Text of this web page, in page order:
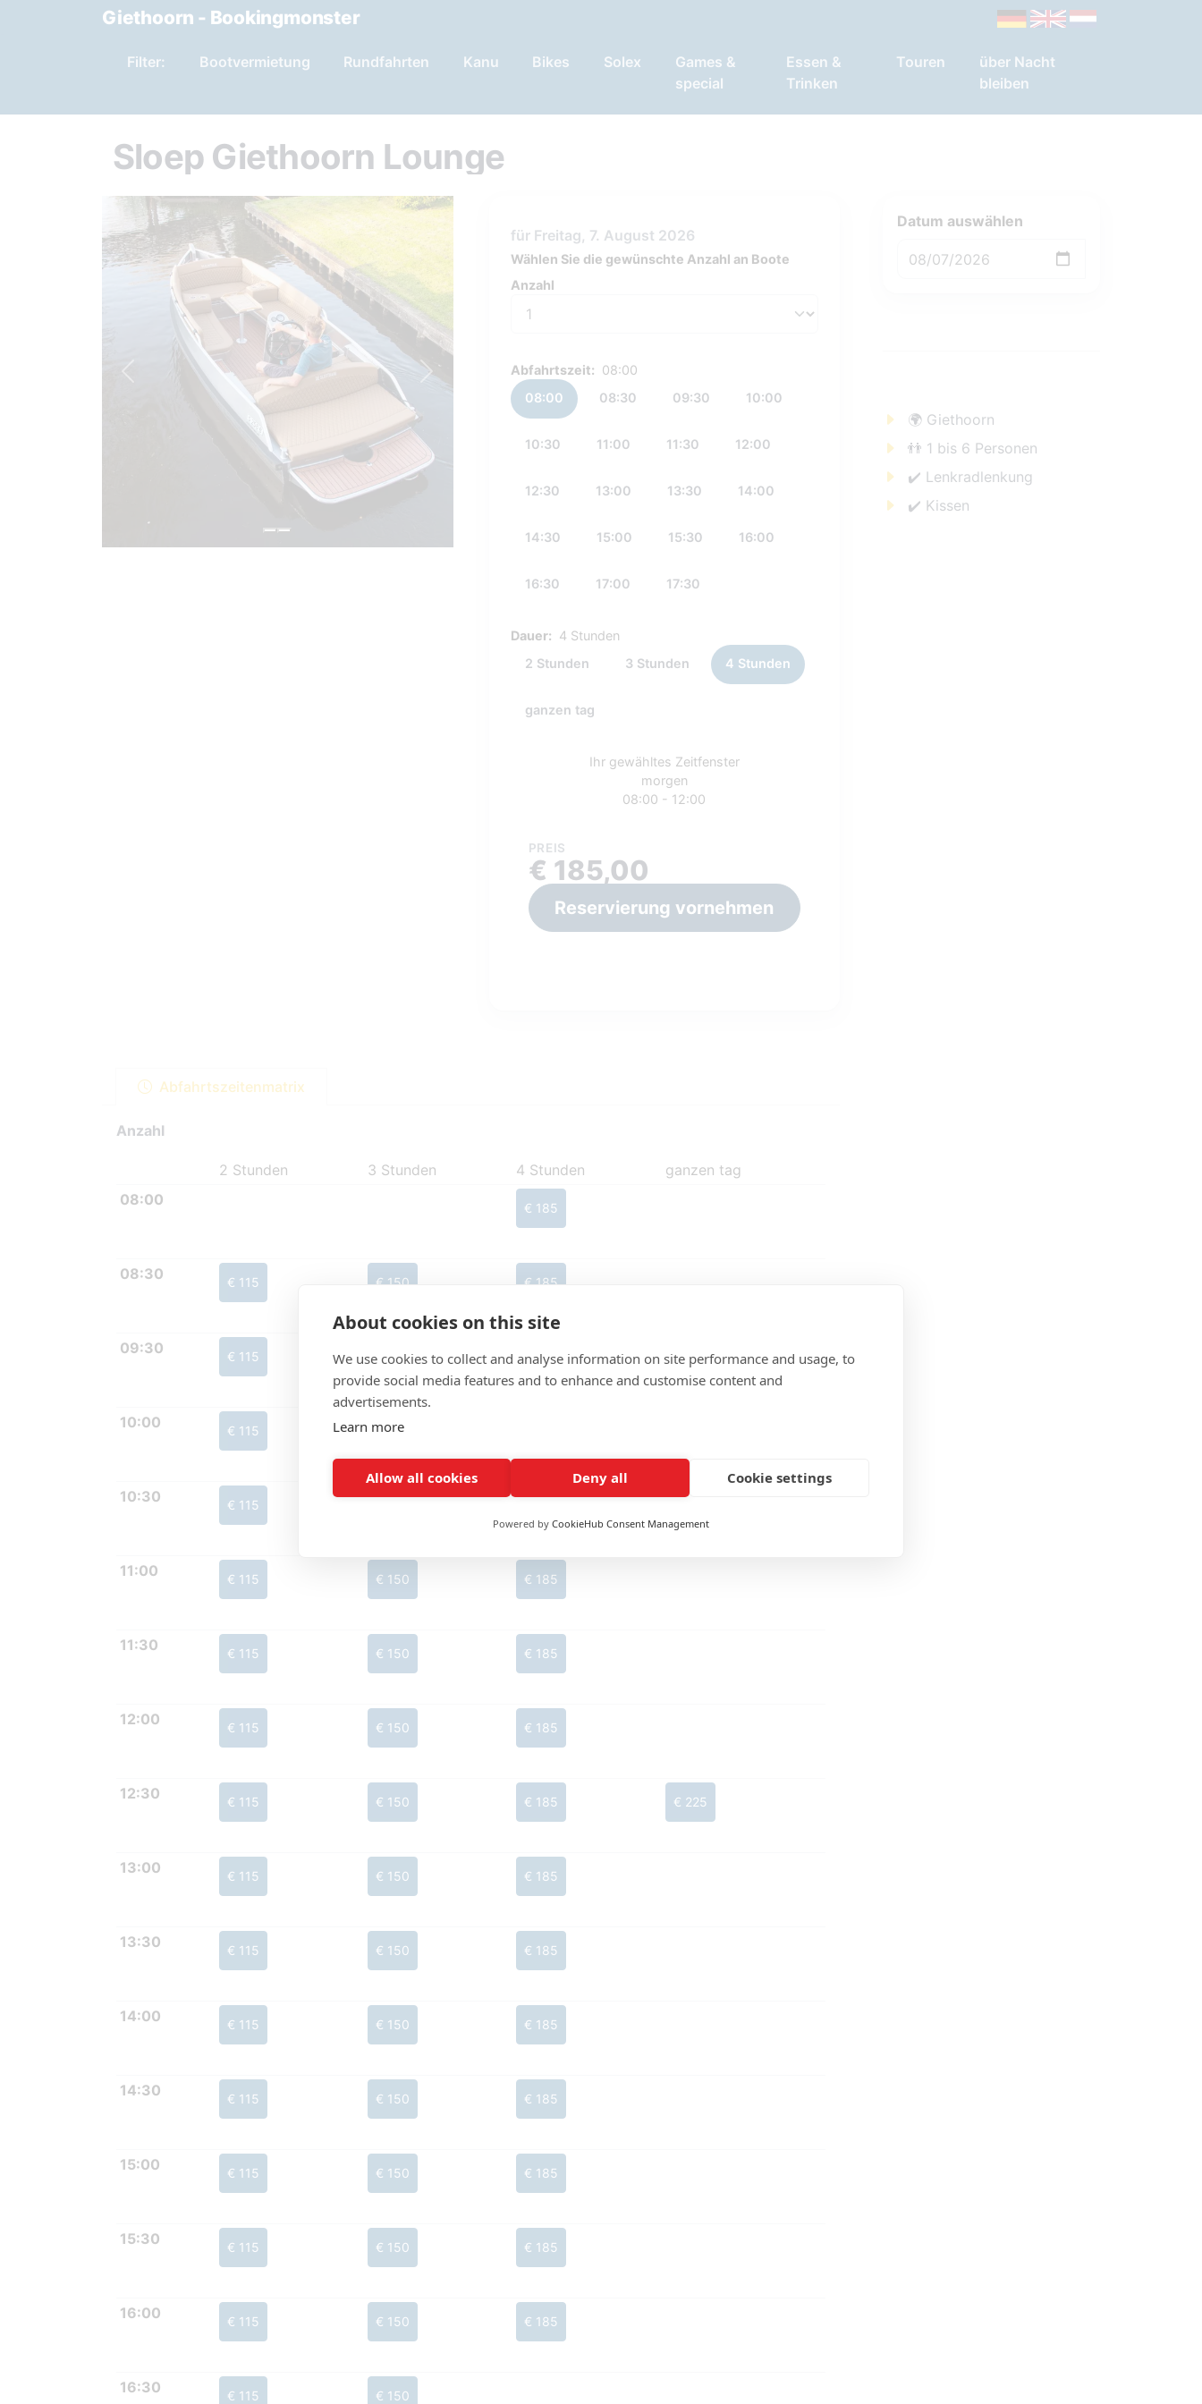
Giethoorn - Bookingmonster
Filter: Bootvermietung Rundfahrten Kanu Bikes Solex
Games &
special
Essen &
Trinken
Touren
über Nacht
bleiben
Sloep Giethoorn Lounge
Next
für Freitag, 7. August 2026
Wählen Sie die gewünschte Anzahl an Boote
Anzahl
Abfahrtszeit: 08:00
08:00
08:30 09:30 10:00
10:30 11:00 11:30 12:00
12:30 13:00 13:30 14:00
14:30 15:00 15:30 16:00
16:30 17:00 17:30
Dauer: 4 Stunden
2 Stunden
3 Stunden 4 Stunden
ganzen tag
Ihr gewähltes Zeitfenster
morgen
08:00 - 12:00
PREIS
€ 185,00
Reservierung vornehmen
Abfahrtszeitenmatrix
Anzahl
2 Stunden 3 Stunden 4 Stunden
ganzen tag
08:00
€ 185
08:30 € 115 € 150 € 185
09:30 € 115 € 150 € 185
10:00 € 115 € 150
10:30 € 115
11:00 € 115 € 150 € 185
11:30 € 115 € 150 € 185
12:00 € 115 € 150 € 185
12:30 € 115 € 150 € 185 € 225
13:00 € 115 € 150 € 185
13:30 € 115 € 150 € 185
14:00 € 115 € 150 € 185
14:30 € 115 € 150 € 185
15:00 € 115 € 150 € 185
15:30 € 115 € 150 € 185
16:00 € 115 € 150 € 185
16:30 € 115 € 150
Datum auswählen
🌍 Giethoorn
👬 1 bis 6 Personen
✔️ Lenkradlenkung
✔️ Kissen
About cookies on this site
We use cookies to collect and analyse information on site performance and usage, to
provide social media features and to enhance and customise content and
advertisements.
Learn more
Allow all cookies Deny all Cookie settings
Powered by CookieHub Consent Management